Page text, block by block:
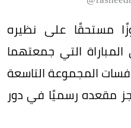
مستحقًا على نظيره
بنتيجة 3-2، في المباراة التي جمعتهما
المجموعة التاسعة
2026، ليحجز مقعده رسميًا في دور